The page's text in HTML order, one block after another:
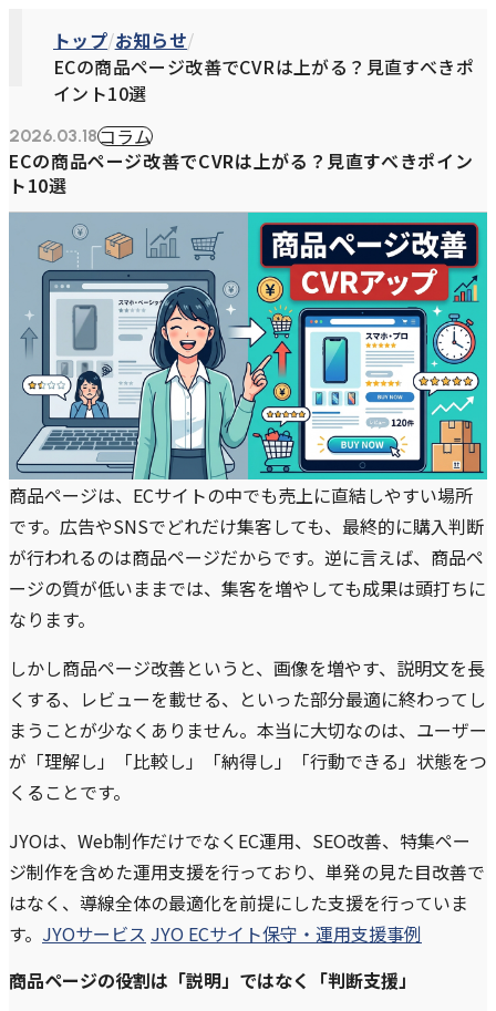
トップ お知らせ
ECの商品ページ改善でCVRは上がる？見直すべきポ
イント10選
2026.03.18コラム
ECの商品ページ改善でCVRは上がる？見直すべきポイン
ト10選
商品ページは、ECサイトの中でも売上に直結しやすい場所
です。広告やSNSでどれだけ集客しても、最終的に購入判断
が行われるのは商品ページだからです。逆に言えば、商品ペ
ージの質が低いままでは、集客を増やしても成果は頭打ちに
なります。
しかし商品ページ改善というと、画像を増やす、説明文を長
くする、レビューを載せる、といった部分最適に終わってし
まうことが少なくありません。本当に大切なのは、ユーザー
が「理解し」「比較し」「納得し」「行動できる」状態をつ
くることです。
JYOは、Web制作だけでなくEC運用、SEO改善、特集ペー
ジ制作を含めた運用支援を行っており、単発の見た目改善で
はなく、導線全体の最適化を前提にした支援を行っていま
す。 JYOサービス JYO ECサイト保守・運用支援事例
商品ページの役割は「説明」ではなく「判断支援」